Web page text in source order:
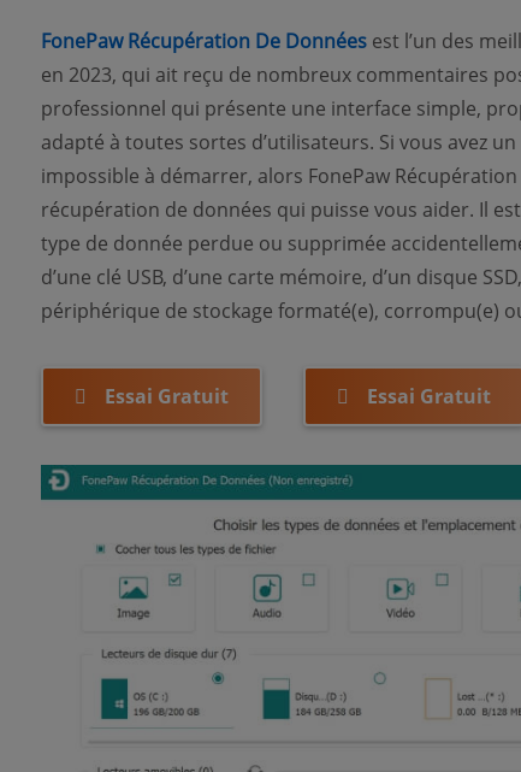
FonePaw Récupération De Données est l’un des
en 2023, qui ait reçu de nombreux commentaires
professionnel qui présente une interface simple,
adapté à toutes sortes d’utilisateurs. Si vous avez
impossible à démarrer, alors FonePaw
récupération de données qui puisse vous aider. Il
type de donnée perdue ou supprimée
d’une clé USB, d’une carte mémoire, d’un disque
périphérique de stockage formaté(e), corrompu(e)
Essai Gratuit Essai Gratuit